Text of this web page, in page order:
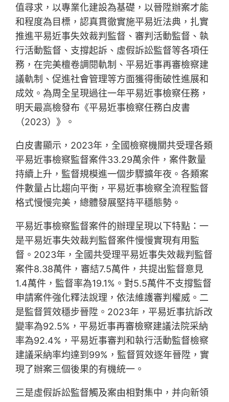
值尋求，以專業化建設為基礎，以晉陞辦案才能
和程度為目標，認真貫徹實施平易近法典，扎實
推進平易近事失效裁判監督、審判活動監督、執
行活動監督、支撐起訴、虛假訴訟監督等各項任
務，在完美檀卷調閱軌制、平易近事再審檢察建
議軌制、促進社會管理等方面獲得衝破性進展和
成效。為周全呈現過往一年平易近事檢察任務，
明天最高檢發布《平易近事檢察任務白皮書
（2023）》。
白皮書顯示，2023年，全國檢察機關共受理各類
平易近事檢察監督案件33.29萬余件，案件數量
持續上升，監督規模進一個步驟擴年夜。各類案
件數量占比趨向平衡，平易近事檢察全流程監督
格式慢慢完美，總體發展堅持平穩態勢。
平易近事檢察監督案件的辦理呈現以下特點：一
是平易近事失效裁判監督案件慢慢實現有用監
督。2023年，全國共受理平易近事失效裁判監督
案件8.38萬件，審結7.5萬件，共提出監督意見
1.4萬件，監督率為19.1%。對5.5萬件不支撐監督
申請案件強化釋法說理，依法維護審判權威。二
是監督質效穩步晉陞。2023年，平易近事抗訴改
變率為92.5%，平易近事再審檢察建議法院采納
率為92.4%，平易近事審判和執行活動監督檢察
建議采納率均達到99%，監督質效逐年晉陞，實
現了辦案三個後果的有機統一。
三是虛假訴訟監督觸及案由相對集中，并向新領